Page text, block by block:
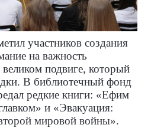
участников создания
на важность
подвиге, который
В библиотечный фонд
редкие книги: «Ефим
и «Эвакуация:
мировой войны».